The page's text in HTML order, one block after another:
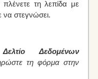
τη λεπίδα με
να στεγνώσει.
Δελτίο Δεδομένων
τη φόρμα στην